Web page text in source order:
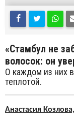
«Стамбул не
волосок: он
О каждом из них
теплотой.
Анастасия